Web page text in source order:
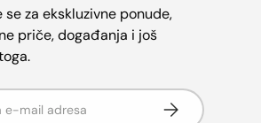
se za ekskluzivne ponude,
priče, događanja i još
Pretplati se